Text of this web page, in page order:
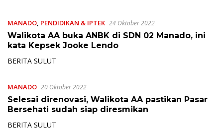
MANADO PENDIDIKAN & IPTEK 24 Oktober 2022
Walikota AA buka ANBK di SDN 02 Manado, ini
kata Kepsek Jooke Lendo
BERITA SULUT
MANADO 20 Oktober 2022
Selesai direnovasi, Walikota AA pastikan Pasar
Bersehati sudah siap diresmikan
BERITA SULUT